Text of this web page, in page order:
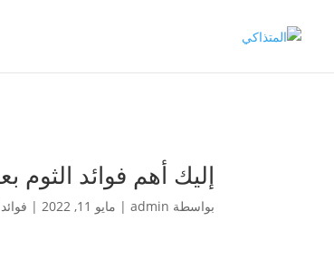
إليك أهم فوائد الثوم
بواسطة admin
| مايو 11, 2022 | فوائد